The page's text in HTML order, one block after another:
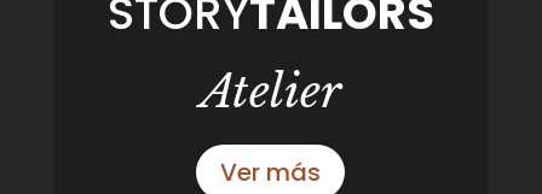
STORYTAILORS
Atelier
Ver más